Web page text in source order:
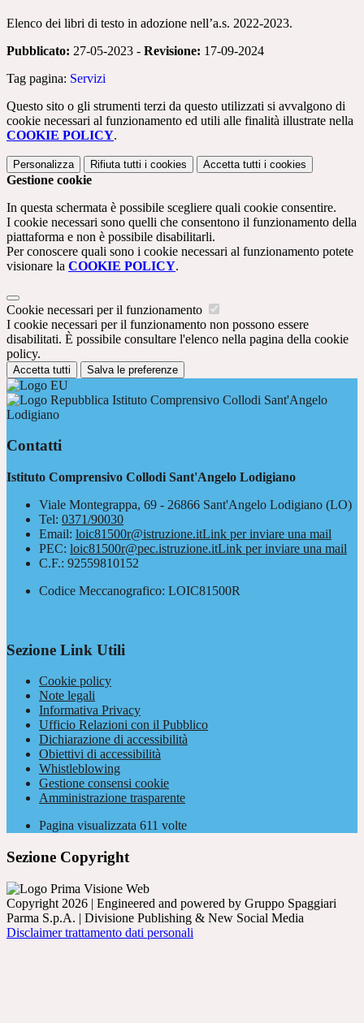
Elenco dei libri di testo in adozione nell’a.s. 2022-2023.
Pubblicato: 27-05-2023 - Revisione: 17-09-2024
Tag pagina: Servizi
Questo sito o gli strumenti terzi da questo utilizzati si avvalgono di
cookie necessari al funzionamento ed utili alle finalità illustrate nella
COOKIE POLICY.
Personalizza Rifiuta tutti i cookies Accetta tutti i cookies
Gestione cookie
In questa schermata è possibile scegliere quali cookie consentire.
I cookie necessari sono quelli che consentono il funzionamento della
piattaforma e non è possibile disabilitarli.
Per conoscere quali sono i cookie necessari al funzionamento potete
visionare la COOKIE POLICY.
Cookie necessari per il funzionamento
I cookie necessari per il funzionamento non possono essere
disabilitati. È possibile consultare l'elenco nella pagina della cookie
policy.
Accetta tutti Salva le preferenze
Istituto Comprensivo Collodi Sant'Angelo
Lodigiano
Contatti
Istituto Comprensivo Collodi Sant'Angelo Lodigiano
Viale Montegrappa, 69 - 26866 Sant'Angelo Lodigiano (LO)
Tel: 0371/90030
Email: loic81500r@istruzione.itLink per inviare una mail
PEC: loic81500r@pec.istruzione.itLink per inviare una mail
C.F.: 92559810152
Codice Meccanografico: LOIC81500R
Sezione Link Utili
Cookie policy
Note legali
Informativa Privacy
Ufficio Relazioni con il Pubblico
Dichiarazione di accessibilità
Obiettivi di accessibilità
Whistleblowing
Gestione consensi cookie
Amministrazione trasparente
Pagina visualizzata 611 volte
Sezione Copyright
Copyright 2026 | Engineered and powered by Gruppo Spaggiari
Parma S.p.A. | Divisione Publishing & New Social Media
Disclaimer trattamento dati personali